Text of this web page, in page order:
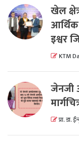
खेल
इश्वर
KTM
जेनजी
प्रा. डा.